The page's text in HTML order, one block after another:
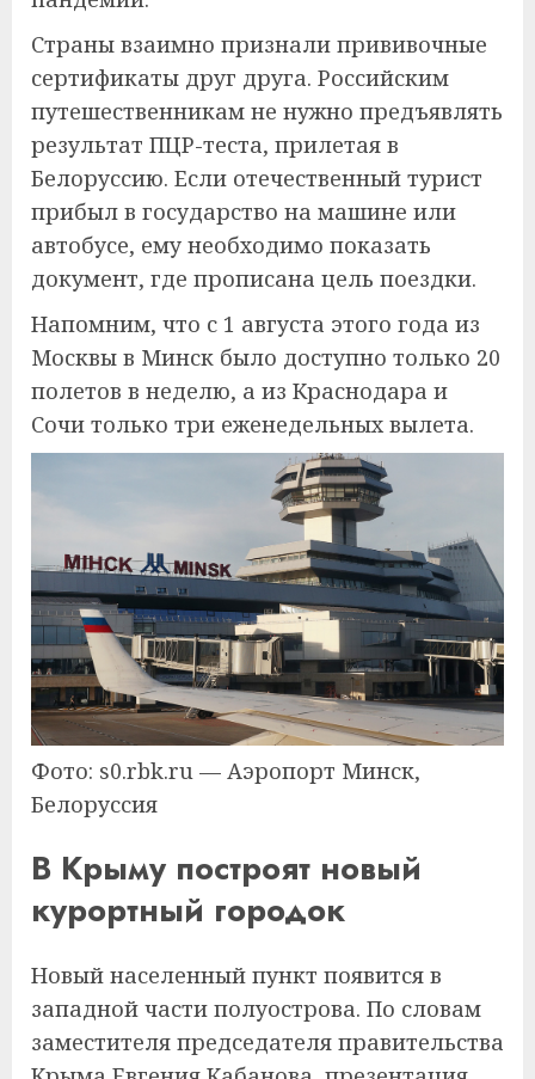
Страны взаимно признали прививочные
сертификаты друг друга. Российским
путешественникам не нужно предъявлять
результат ПЦР-теста, прилетая в
Белоруссию. Если отечественный турист
прибыл в государство на машине или
автобусе, ему необходимо показать
документ, где прописана цель поездки.
Напомним, что с 1 августа этого года из
Москвы в Минск было доступно только 20
полетов в неделю, а из Краснодара и
Сочи только три еженедельных вылета.
Фото: s0.rbk.ru — Аэропорт Минск,
Белоруссия
В Крыму построят новый
курортный городок
Новый населенный пункт появится в
западной части полуострова. По словам
заместителя председателя правительства